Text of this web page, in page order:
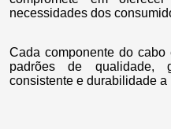
necessidades dos
Cada componente do
padrões de qualidade,
consistente e durabilidade a